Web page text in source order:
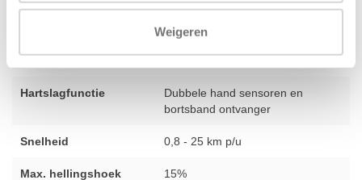
Weigeren
gebruikt - volledig gereviseerd
Hartslagfunctie
Dubbele hand sensoren en
bortsband ontvanger
Snelheid 0,8 - 25 km p/u
Max. hellingshoek
15%